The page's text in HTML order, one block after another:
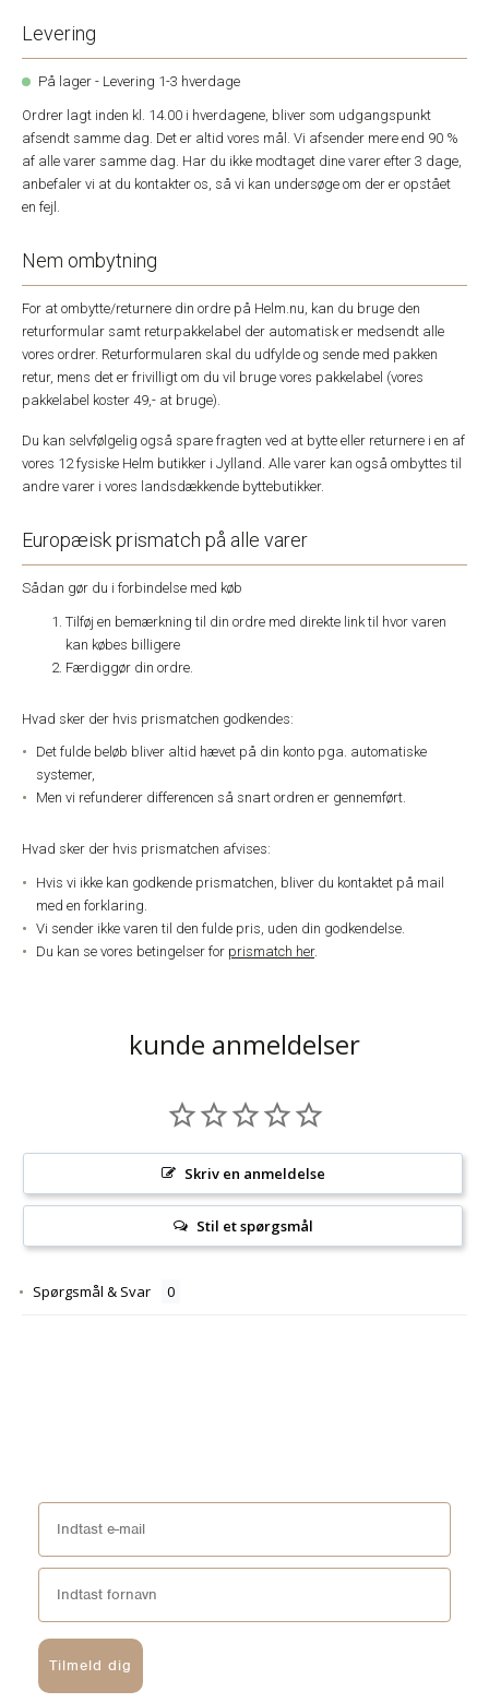
Levering
På lager - Levering 1-3 hverdage
Ordrer lagt inden kl. 14.00 i hverdagene, bliver som udgangspunkt
afsendt samme dag. Det er altid vores mål. Vi afsender mere end 90 %
af alle varer samme dag. Har du ikke modtaget dine varer efter 3 dage,
anbefaler vi at du kontakter os, så vi kan undersøge om der er opstået
en fejl.
Nem ombytning
For at ombytte/returnere din ordre på Helm.nu, kan du bruge den
returformular samt returpakkelabel der automatisk er medsendt alle
vores ordrer. Returformularen skal du udfylde og sende med pakken
retur, mens det er frivilligt om du vil bruge vores pakkelabel (vores
pakkelabel koster 49,- at bruge).
Du kan selvfølgelig også spare fragten ved at bytte eller returnere i en af
vores 12 fysiske Helm butikker i Jylland. Alle varer kan også ombyttes til
andre varer i vores landsdækkende byttebutikker.
Europæisk prismatch på alle varer
Sådan gør du i forbindelse med køb
Tilføj en bemærkning til din ordre med direkte link til hvor varen
kan købes billigere
Færdiggør din ordre.
Hvad sker der hvis prismatchen godkendes:
Det fulde beløb bliver altid hævet på din konto pga. automatiske
systemer,
Men vi refunderer differencen så snart ordren er gennemført.
Hvad sker der hvis prismatchen afvises:
Hvis vi ikke kan godkende prismatchen, bliver du kontaktet på mail
med en forklaring.
Vi sender ikke varen til den fulde pris, uden din godkendelse.
Du kan se vores betingelser for prismatch her.
kunde anmeldelser
Skriv en anmeldelse
Stil et spørgsmål
Spørgsmål & Svar
Tilmeld dig